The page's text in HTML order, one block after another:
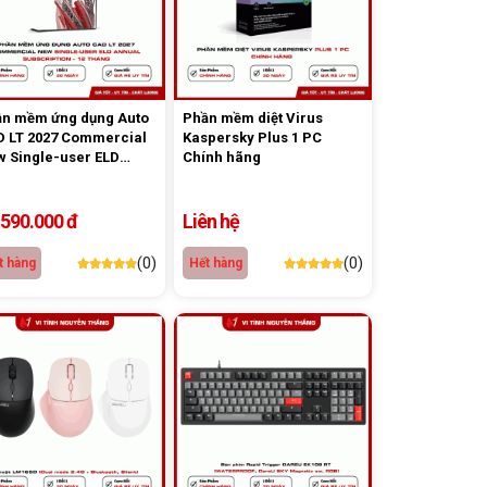
mềm ứng dụng Auto
LT 2027 Commercial
Single-user ELD
đ
hàng (0)
Phần mềm diệt Virus
Kaspersky Plus 1 PC
Chính hãng
Liên hệ
Hết hàng (0)